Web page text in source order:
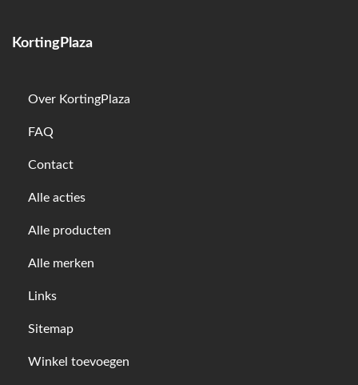
KortingPlaza
Over KortingPlaza
FAQ
Contact
Alle acties
Alle producten
Alle merken
Links
Sitemap
Winkel toevoegen